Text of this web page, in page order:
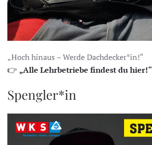
„Hoch hinaus – Werde Dachdecker*in!“
👉 „Alle Lehrbetriebe findest du hier!“
Spengler*in